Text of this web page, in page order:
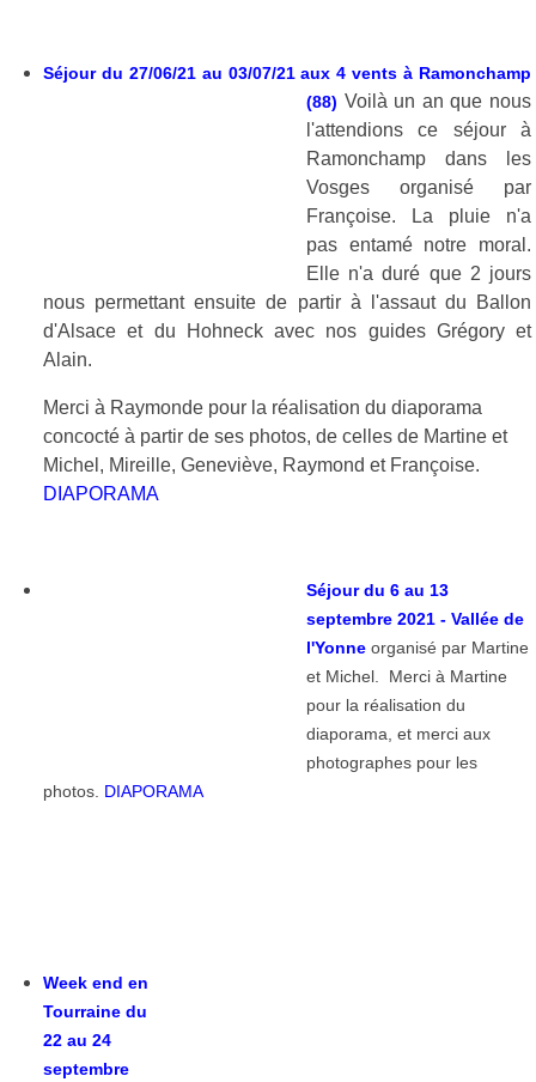
Séjour du 27/06/21 au 03/07/21 aux 4 vents à Ramonchamp
(88) Voilà un an que nous
l'attendions ce séjour à
Ramonchamp dans les
Vosges organisé par
Françoise. La pluie n'a
pas entamé notre moral.
Elle n'a duré que 2 jours
nous permettant ensuite de partir à l'assaut du Ballon
d'Alsace et du Hohneck avec nos guides Grégory et
Alain.
Merci à Raymonde pour la réalisation du diaporama
concocté à partir de ses photos, de celles de Martine et
Michel, Mireille, Geneviève, Raymond et Françoise.
DIAPORAMA
Séjour du 6 au 13
septembre 2021 - Vallée de
l'Yonne organisé par Martine
et Michel. Merci à Martine
pour la réalisation du
diaporama, et merci aux
photographes pour les
photos. DIAPORAMA
Week end en
Tourraine du
22 au 24
septembre